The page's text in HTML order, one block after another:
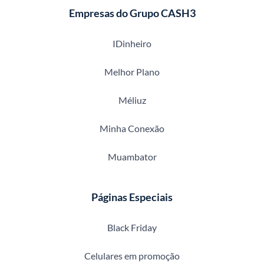
Empresas do Grupo CASH3
IDinheiro
Melhor Plano
Méliuz
Minha Conexão
Muambator
Páginas Especiais
Black Friday
Celulares em promoção